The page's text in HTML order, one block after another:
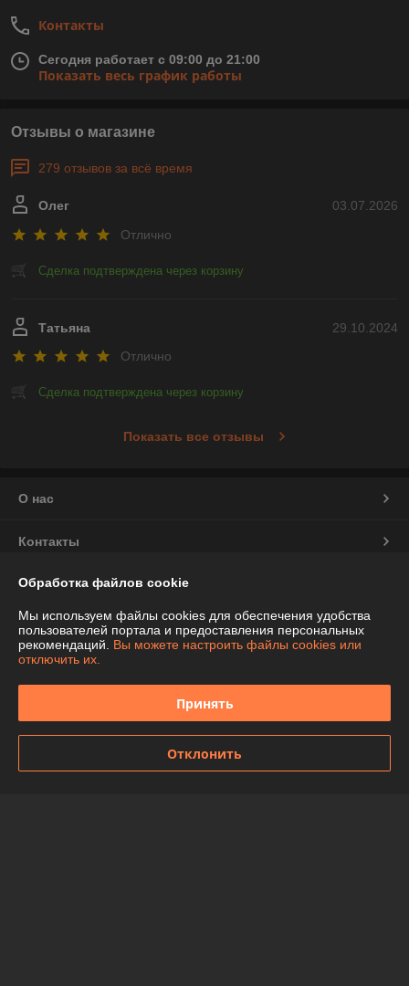
Контакты
Сегодня работает с 09:00 до 21:00
Показать весь график работы
Отзывы о магазине
279 отзывов за всё время
03.07.2026
Олег
Отлично
Сделка подтверждена через корзину
29.10.2024
Татьяна
Отлично
Сделка подтверждена через корзину
Показать все отзывы
О нас
Контакты
Доставка и оплата
График работы
Политика обработки cookies
Сайт создан на платформе Deal.by
Обработка файлов cookie
Мы используем файлы cookies для обеспечения удобства
пользователей портала и предоставления персональных
рекомендаций. Вы можете настроить файлы cookies или
отключить их.
Принять
Отклонить